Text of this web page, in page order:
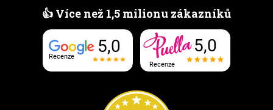
👍 Více než 1,5 milionu zákazníků
Recenze
5,0
Recenze
5,0